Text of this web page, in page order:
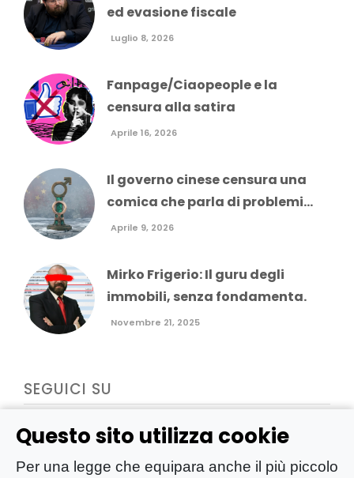
Questo sito utilizza cookie
Per una legge che equipara anche il più piccolo
ed evasione fiscale
Luglio 8, 2026
Fanpage/Ciaopeople e la
censura alla satira
Aprile 16, 2026
Il governo cinese censura una
comica che parla di problemi...
Aprile 9, 2026
Mirko Frigerio: Il guru degli
immobili, senza fondamenta.
Novembre 21, 2025
SEGUICI SU